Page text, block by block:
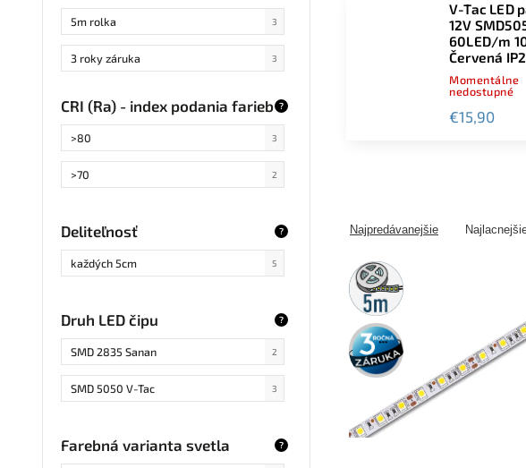
5m rolka 3
3 roky záruka 3
CRI (Ra) - index podania farieb ?
>80 3
>70 2
Deliteľnosť ?
každých 5cm 5
Druh LED čipu ?
SMD 2835 Sanan 2
SMD 5050 V-Tac 3
Farebná varianta svetla ?
V-Tac LED
12V
60LED/m
Červená
Momentálne
nedostupné
€15,90
Najpredávanejšie
5m
rolka
3 roky
záruka